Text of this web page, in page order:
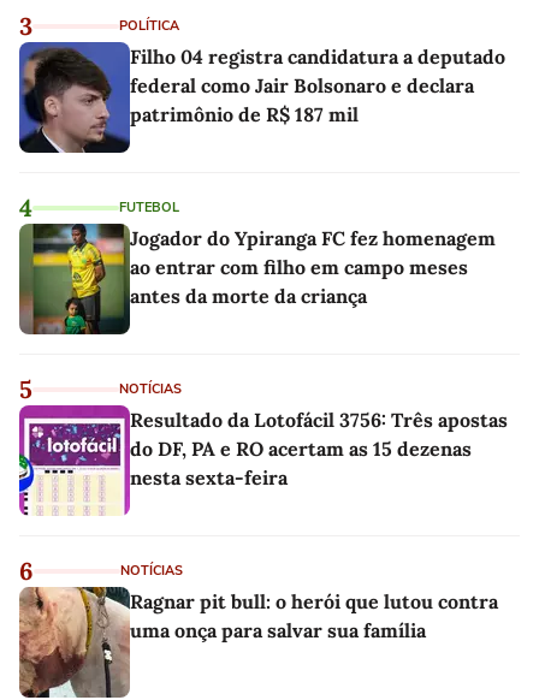
3 POLÍTICA
Filho 04 registra candidatura a deputado
federal como Jair Bolsonaro e declara
patrimônio de R$ 187 mil
4 FUTEBOL
Jogador do Ypiranga FC fez homenagem
ao entrar com filho em campo meses
antes da morte da criança
5 NOTÍCIAS
Resultado da Lotofácil 3756: Três apostas
do DF, PA e RO acertam as 15 dezenas
nesta sexta-feira
6 NOTÍCIAS
Ragnar pit bull: o herói que lutou contra
uma onça para salvar sua família